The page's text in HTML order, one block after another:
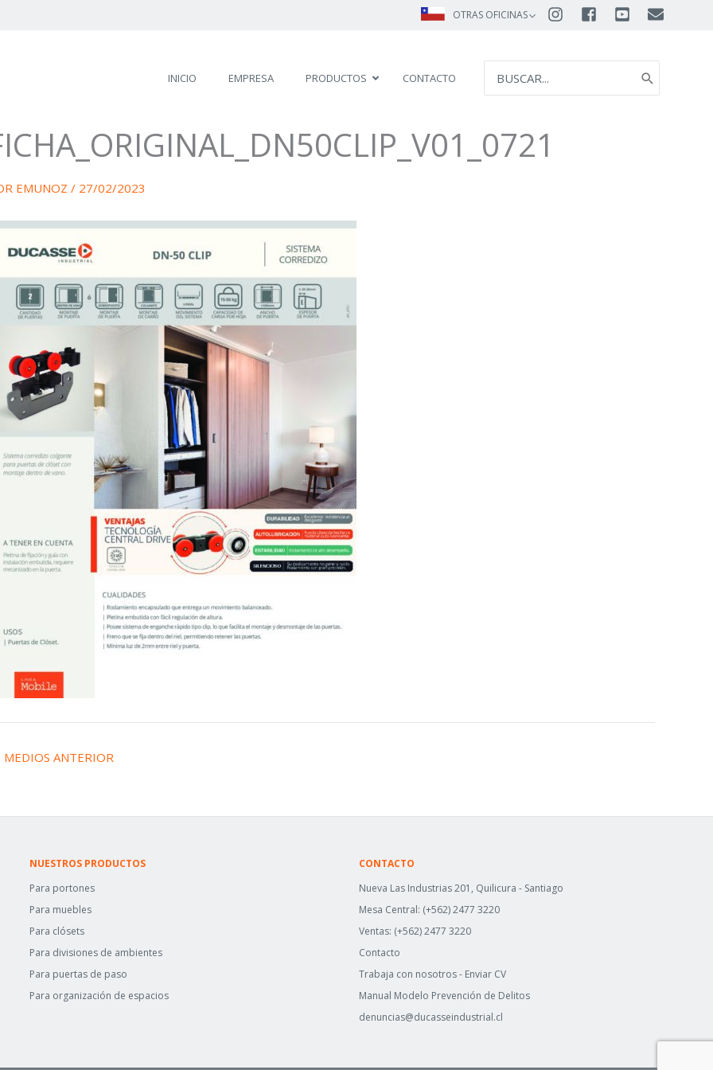
OTRAS OFICINAS
INICIO EMPRESA PRODUCTOS CONTACTO
FOR:
EMUNOZ / 27/02/2023
MEDIOS ANTERIOR
NUESTROS PRODUCTOS
Para portones
Para muebles
Para clósets
Para divisiones de ambientes
Para puertas de paso
Para organización de espacios
CONTACTO
Nueva Las Industrias 201, Quilicura - Santiago
Mesa Central: (+562) 2477 3220
Ventas: (+562) 2477 3220
Contacto
Trabaja con nosotros - Enviar CV
Manual Modelo Prevención de Delitos
denuncias@ducasseindustrial.cl